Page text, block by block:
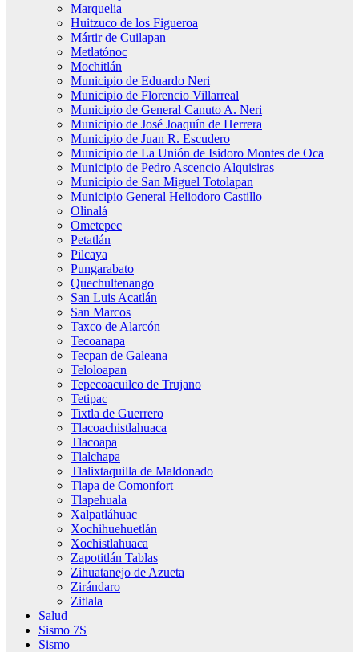
Marquelia
Huitzuco de los Figueroa
Mártir de Cuilapan
Metlatónoc
Mochitlán
Municipio de Eduardo Neri
Municipio de Florencio Villarreal
Municipio de General Canuto A. Neri
Municipio de José Joaquín de Herrera
Municipio de Juan R. Escudero
Municipio de La Unión de Isidoro Montes de Oca
Municipio de Pedro Ascencio Alquisiras
Municipio de San Miguel Totolapan
Municipio General Heliodoro Castillo
Olinalá
Ometepec
Petatlán
Pilcaya
Pungarabato
Quechultenango
San Luis Acatlán
San Marcos
Taxco de Alarcón
Tecoanapa
Tecpan de Galeana
Teloloapan
Tepecoacuilco de Trujano
Tetipac
Tixtla de Guerrero
Tlacoachistlahuaca
Tlacoapa
Tlalchapa
Tlalixtaquilla de Maldonado
Tlapa de Comonfort
Tlapehuala
Xalpatláhuac
Xochihuehuetlán
Xochistlahuaca
Zapotitlán Tablas
Zihuatanejo de Azueta
Zirándaro
Zitlala
Salud
Sismo 7S
Sismo